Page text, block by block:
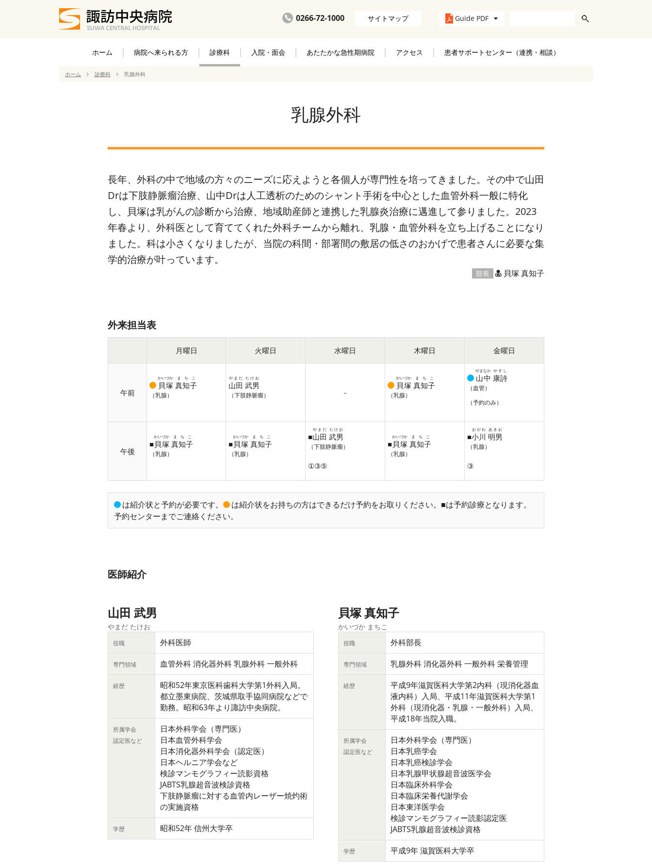
0266-72-1000 サイトマップ Guide PDF
ホーム 病院へ来られる方 診療科 入院・面会 あたたかな急性期病院 アクセス 患者サポートセンター（連携・相談）
ホーム 診療科 乳腺外科
乳腺外科
長年、外科の中で地域の方々のニーズに応えようと各個人が専門性を培ってきました。その中で山田
Drは下肢静脈瘤治療、山中Drは人工透析のためのシャント手術を中心とした血管外科一般に特化
し、貝塚は乳がんの診断から治療、地域助産師と連携した乳腺炎治療に邁進して参りました。2023
年春より、外科医として育ててくれた外科チームから離れ、乳腺・血管外科を立ち上げることになり
ました。科は小さくなりましたが、当院の科間・部署間の敷居の低さのおかげで患者さんに必要な集
学的治療が叶っています。
部長 貝塚 真知子
外来担当表
月曜日 火曜日 水曜日 木曜日 金曜日
午前
貝塚
かいづか
真知子
まちこ
（乳腺）
山田
やまだ
武男
たけお
（下肢静脈瘤） -
貝塚
かいづか
真知子
まちこ
（乳腺）
山中
やまなか
康詩
やすし
（血管）
（予約のみ）
午後
■ 貝塚
かいづか
真知子
まちこ
（乳腺）
■ 貝塚
かいづか
真知子
まちこ
（乳腺）
■山田
やまだ
武男
たけお
（下肢静脈瘤）
①③⑤
■ 貝塚
かいづか
真知子
まちこ
（乳腺）
■小川
おがわ
明男
あきお
（乳腺）
③
は紹介状と予約が必要です。
は紹介状をお持ちの方はできるだけ予約をお取りください。■は予約診療となります。
予約センターまでご連絡ください。
医師紹介
山田 武男
やまだ たけお
役職 外科医師
専門領域 血管外科 消化器外科 乳腺外科 一般外科
経歴
昭和52年東京医科歯科大学第1外科入局。
都立墨東病院、茨城県取手協同病院などで
勤務。昭和63年より諏訪中央病院。
所属学会
認定医など
日本外科学会（専門医）
日本血管外科学会
日本消化器外科学会（認定医）
日本ヘルニア学会など
検診マンモグラフィー読影資格
JABTS乳腺超音波検診資格
下肢静脈瘤に対する血管内レーザー焼灼術
の実施資格
学歴 昭和52年 信州大学卒
貝塚 真知子
かいづか まちこ
役職 外科部長
専門領域 乳腺外科 消化器外科 一般外科 栄養管理
経歴
平成9年滋賀医科大学第2内科（現消化器血
液内科）入局、平成11年滋賀医科大学第1
外科（現消化器・乳腺・一般外科）入局、
平成18年当院入職。
所属学会
認定医など
日本外科学会（専門医）
日本乳癌学会
日本乳癌検診学会
日本乳腺甲状腺超音波医学会
日本臨床外科学会
日本臨床栄養代謝学会
日本東洋医学会
検診マンモグラフィー読影認定医
JABTS乳腺超音波検診資格
学歴 平成9年 滋賀医科大学卒